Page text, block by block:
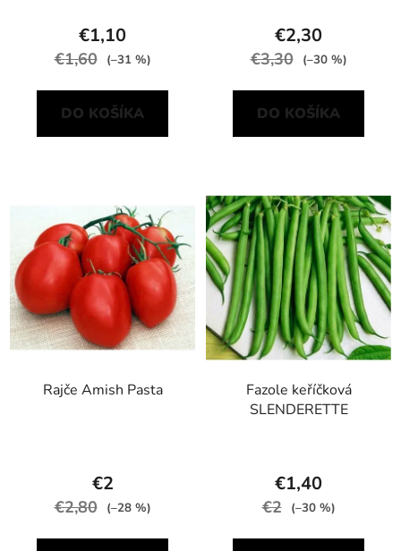
€1,10
€1,60 (–31 %)
DO KOŠÍKA
€2,30
€3,30 (–30 %)
DO KOŠÍKA
Rajče Amish Pasta
€2
€2,80 (–28 %)
Fazole keříčková
SLENDERETTE
€1,40
€2 (–30 %)